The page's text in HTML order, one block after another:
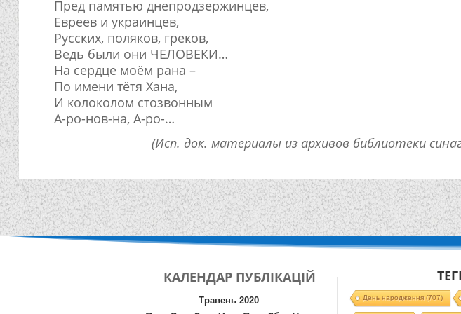
Пред памятью днепродзержинцев,
Евреев и украинцев,
Русских, поляков, греков,
Ведь были они ЧЕЛОВЕКИ…
На сердце моём рана –
По имени тётя Хана,
И колоколом стозвонным
А-ро-нов-на, А-ро-…
(Исп. док. материалы из архивов библиотеки
КАЛЕНДАР ПУБЛІКАЦІЙ
Травень 2020 День народження(707)